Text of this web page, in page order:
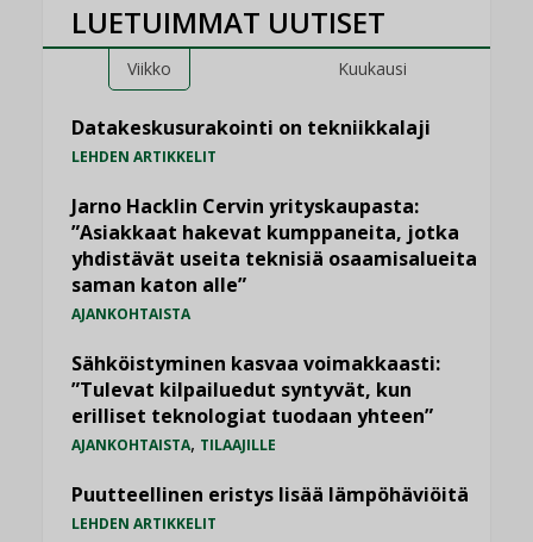
LUETUIMMAT UUTISET
Viikko Kuukausi
Datakeskusurakointi on tekniikkalaji
LEHDEN ARTIKKELIT
Jarno Hacklin Cervin yrityskaupasta:
”Asiakkaat hakevat kumppaneita, jotka
yhdistävät useita teknisiä osaamisalueita
saman katon alle”
AJANKOHTAISTA
Sähköistyminen kasvaa voimakkaasti:
”Tulevat kilpailuedut syntyvät, kun
erilliset teknologiat tuodaan yhteen”
AJANKOHTAISTA, TILAAJILLE
Puutteellinen eristys lisää lämpöhäviöitä
LEHDEN ARTIKKELIT